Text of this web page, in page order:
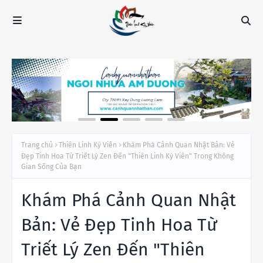
Trang chủ Thiên Linh Kỳ Viên
Khám Phá Cảnh Quan Nhật Bản: Vẻ
Đẹp Tinh Hoa Từ Triết Lý Zen Đến "Thiên Linh Kỳ Viên" Trong Không
Gian Sống Của Bạn
Khám Phá Cảnh Quan Nhật
Bản: Vẻ Đẹp Tinh Hoa Từ
Triết Lý Zen Đến "Thiên